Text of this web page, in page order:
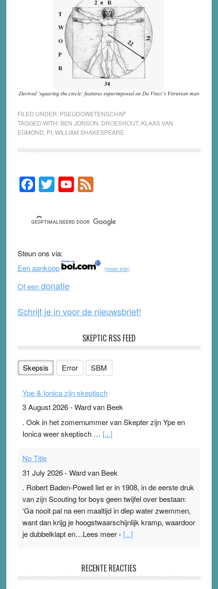
FILED UNDER: PSEUDOWETENSCHAP
TAGGED WITH: BEN JONSON, DROESHOUT, KLAAS VAN
EGMOND, PI,WILLIAM SHAKESPEARE
Primary
Sidebar
F
a
c
e
b
o
o
k
T
wi
tt
er
Y
o
u
T
b
e
F
e
d
Steun ons via:
Een aankoop
(meer info)
Of eendonatie
Schrijf je in voor de nieuwsbrief!
SKEPTIC RSS FEED
Skepsis Error SBM
Ype & Ionica zijn skeptisch
3 August 2026-Ward van Beek
. Ook in het zomernummer van Skepter zijn Ype en
Ionica weer skeptisch … [...]
No Title
31 July 2026-Ward van Beek
. Robert Baden-Powell liet er in 1908, in de eerste druk
van zijn Scouting for boys geen twijfel over bestaan:
‘Ga nooit pal na een maaltijd in diep water zwemmen,
want dan krijg je hoogstwaarschijnlijk kramp, waardoor
je dubbelklapt en…Lees meer › [...]
Ward van Beek
RECENTE REACTIES